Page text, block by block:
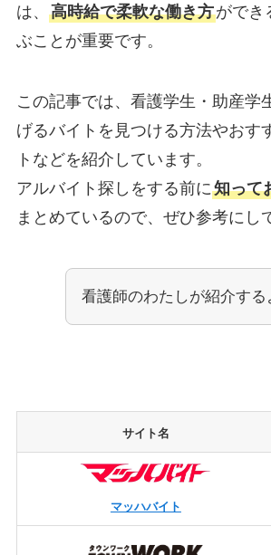
は、 高時給で柔軟な働き方ができ
ぶことが重要です。
この記事では、看護学生・助産学
げるバイトを見つける方法やおす
トなどを紹介しています。
アルバイト探しをする前に知って
まとめているので、ぜひ参考にし
看護師のわたしが紹介する
サイト名
マッハバイト